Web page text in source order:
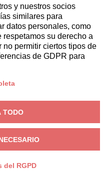
-PMI Innovativa
Whistleblowing
y nuestros socios
similares para
datos personales, como
su derecho a
permitir ciertos tipos de
de GDPR para
TODO
del RGPD